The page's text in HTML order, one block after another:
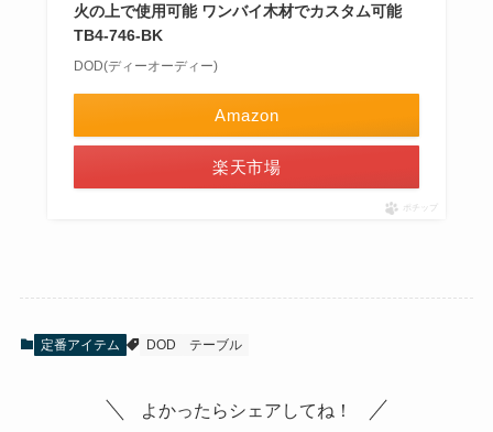
火の上で使用可能 ワンバイ木材でカスタム可能
TB4-746-BK
DOD(ディーオーディー)
Amazon
楽天市場
ポチップ
定番アイテム DOD テーブル
よかったらシェアしてね！